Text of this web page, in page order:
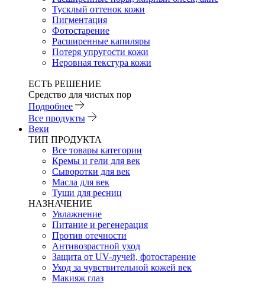
Тусклый оттенок кожи
Пигментация
Фотостарение
Расширенные капиляры
Потеря упругости кожи
Неровная текстура кожи
ЕСТЬ РЕШЕНИЕ
Средство для чистых пор
Подробнее
Все продукты
Веки
ТИП ПРОДУКТА
Все товары категории
Кремы и гели для век
Сыворотки для век
Масла для век
Туши для ресниц
НАЗНАЧЕНИЕ
Увлажнение
Питание и регенерация
Против отечности
Антивозрастной уход
Защита от UV-лучей, фотостарение
Уход за чувствительной кожей век
Макияж глаз